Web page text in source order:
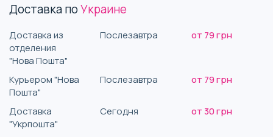
Доставка поУкраине
Доставка из
отделения
"Нова Пошта"
Послезавтра от 79 грн
Курьером "Нова
Пошта"
Послезавтра от 79 грн
Доставка
"Укрпошта"
Сегодня от 30 грн